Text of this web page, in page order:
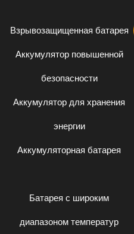
Взрывозащищенная батарея
Аккумулятор повышенной
безопасности
Аккумулятор для хранения
энергии
Аккумуляторная батарея
Батарея с широким
диапазоном температур